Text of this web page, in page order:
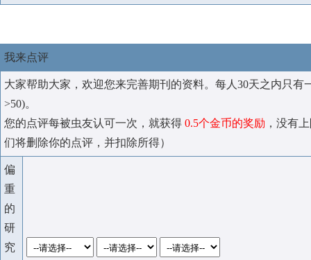
我来点评
大家帮助大家，欢迎您来完善期刊的资料。每人30天之内只有
>50)。
您的点评每被虫友认可一次，就获得 0.5个金币的奖励 ，没有
们将删除你的点评，并扣除所得）
偏
重
的
研
究